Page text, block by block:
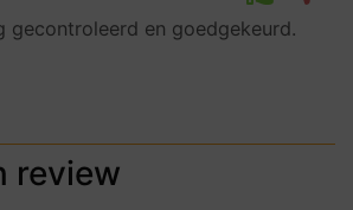
gecontroleerd en goedgekeurd.
review